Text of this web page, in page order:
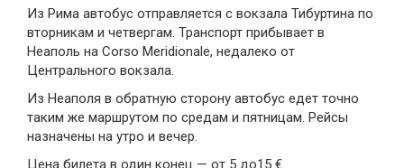
Из Рима автобус отправляется с вокзала Тибуртина по
вторникам и четвергам. Транспорт прибывает в
Неаполь на Corso Meridionale, недалеко от
Центрального вокзала.
Из Неаполя в обратную сторону автобус едет точно
таким же маршрутом по средам и пятницам. Рейсы
назначены на утро и вечер.
Цена билета в один конец — от 5 до15 €.